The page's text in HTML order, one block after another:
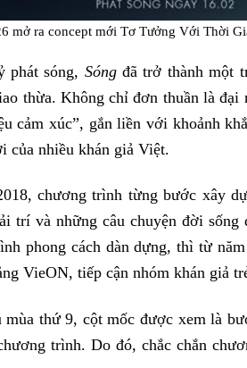
mở ra concept mới Tơ Tưởng Với Thời
phát sóng, Sóngđã trở thành một
thừa. Không chỉ đơn thuần là đại
cảm xúc”, gắn liền với khoảnh
của nhiều khán giả Việt.
chương trình từng bước xây
trí và những câu chuyện đời
phong cách dàn dựng, thì từ
VieON, tiếp cận nhóm khán giả
mùa thứ 9, cột mốc được xem là
trình. Do đó, chắc chắn